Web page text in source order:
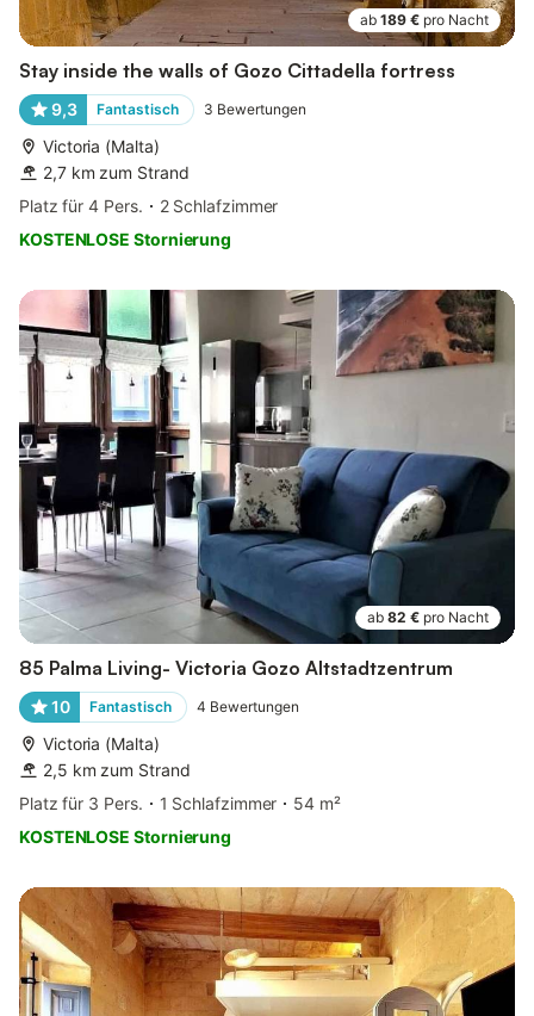
ab 189 € pro Nacht
Stay inside the walls of Gozo Cittadella fortress
9,3 Fantastisch 3 Bewertungen
Victoria (Malta)
2,7 km zum Strand
Platz für 4 Pers.
2 Schlafzimmer
KOSTENLOSE Stornierung
ab 82 € pro Nacht
85 Palma Living- Victoria Gozo Altstadtzentrum
10 Fantastisch 4 Bewertungen
Victoria (Malta)
2,5 km zum Strand
Platz für 3 Pers.
1 Schlafzimmer
54 m²
KOSTENLOSE Stornierung